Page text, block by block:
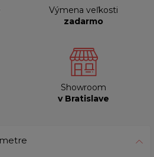
Výmena veľkosti
zadarmo
Showroom
v Bratislave